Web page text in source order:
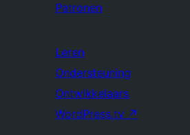
Patronen
Leren
Ondersteuning
Ontwikkelaars
WordPress.tv ↗